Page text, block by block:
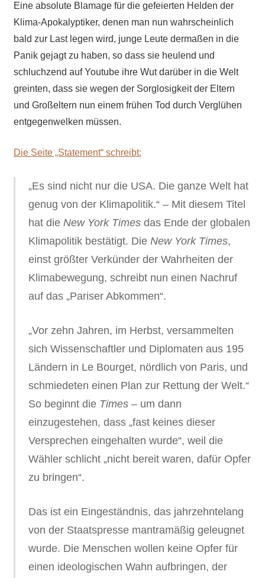
Eine absolute Blamage für die gefeierten Helden der
Klima-Apokalyptiker, denen man nun wahrscheinlich
bald zur Last legen wird, junge Leute dermaßen in die
Panik gejagt zu haben, so dass sie heulend und
schluchzend auf Youtube ihre Wut darüber in die Welt
greinten, dass sie wegen der Sorglosigkeit der Eltern
und Großeltern nun einem frühen Tod durch Verglühen
entgegenwelken müssen.
Die Seite „Statement“ schreibt:
„Es sind nicht nur die USA. Die ganze Welt hat
genug von der Klimapolitik.“ – Mit diesem Titel
hat die New York Times das Ende der globalen
Klimapolitik bestätigt. Die New York Times,
einst größter Verkünder der Wahrheiten der
Klimabewegung, schreibt nun einen Nachruf
auf das „Pariser Abkommen“.
„Vor zehn Jahren, im Herbst, versammelten
sich Wissenschaftler und Diplomaten aus 195
Ländern in Le Bourget, nördlich von Paris, und
schmiedeten einen Plan zur Rettung der Welt.“
So beginnt die Times – um dann
einzugestehen, dass „fast keines dieser
Versprechen eingehalten wurde“, weil die
Wähler schlicht „nicht bereit waren, dafür Opfer
zu bringen“.
Das ist ein Eingeständnis, das jahrzehntelang
von der Staatspresse mantramäßig geleugnet
wurde. Die Menschen wollen keine Opfer für
einen ideologischen Wahn aufbringen, der